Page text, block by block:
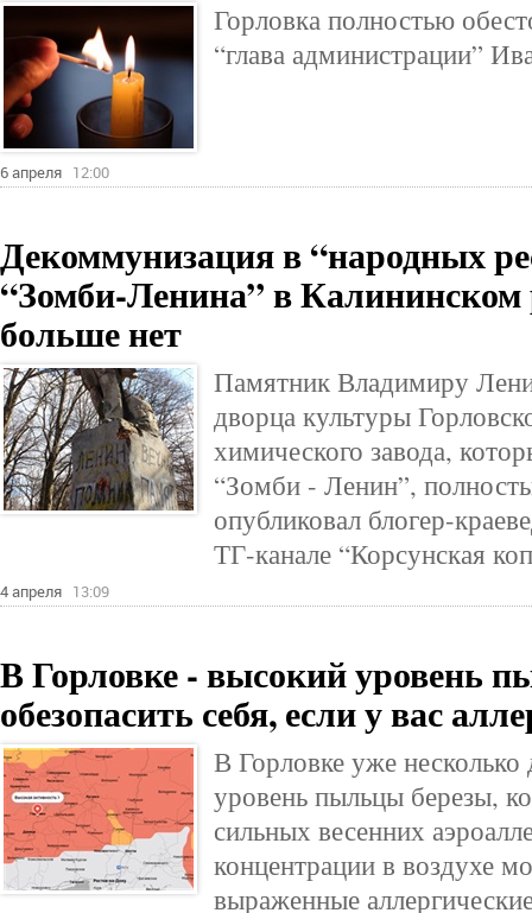
Горловка полностью
“глава администрации”
6 апреля 12:00
Декоммунизация в “народных
“Зомби-Ленина” в Калининском
больше нет
Памятник Владимиру
дворца культуры
химического завода,
“Зомби - Ленин”,
опубликовал блогер-
ТГ-канале “Корсунская
4 апреля 13:09
В Горловке - высокий уровень
обезопасить себя, если у вас
В Горловке уже
уровень пыльцы березы,
сильных весенних
концентрации в воздухе
выраженные